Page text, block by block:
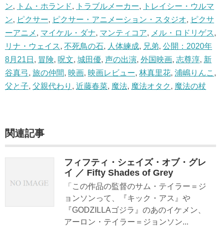
ン, トム・ホランド, トラブルメーカー,
トレイシー・ウルマ
ン, ピクサー, ピクサー・アニメーション・スタジオ, ピクサ
ーアニメ , マイケル・ダナ, マンティコア, メル・ロドリゲス,
リナ・ウェイス, 不死鳥の石, 人体練成, 兄弟, 公開：2020年
8月21日 , 冒険, 呪文, 城田優, 声の出演, 外国映画, 志尊淳, 新
谷真弓, 旅の仲間, 映画, 映画レビュー, 林真里花, 浦嶋りんこ ,
父と子, 父親代わり , 近藤春菜, 魔法, 魔法オタク , 魔法の杖
関連記事
フィフティ・シェイズ・オブ・グレ
イ ／ Fifty Shades of Grey
「この作品の監督のサム・テイラー＝ジ
ョンソンって、『キック・アス』や
『GODZILLAゴジラ』のあのイケメン、
アーロン・テイラー＝ジョンソン...